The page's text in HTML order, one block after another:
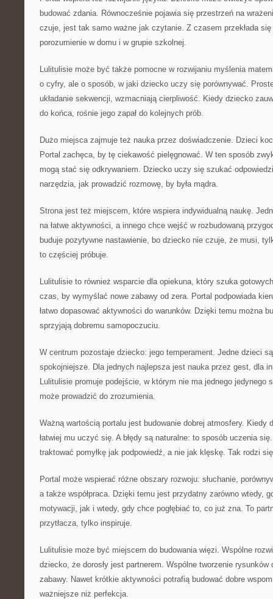
budować zdania. Równocześnie pojawia się przestrzeń na
czuje, jest tak samo ważne jak czytanie. Z czasem przekłada się
porozumienie w domu i w grupie szkolnej.
Lulitulisie może być także pomocne w rozwijaniu myślenia
o cyfry, ale o sposób, w jaki dziecko uczy się porównywać.
układanie sekwencji, wzmacniają cierpliwość. Kiedy dziecko
do końca, rośnie jego zapał do kolejnych prób.
Dużo miejsca zajmuje też nauka przez doświadczenie. Dzieci
Portal zachęca, by tę ciekawość pielęgnować. W ten sposób
mogą stać się odkrywaniem. Dziecko uczy się szukać
narzędzia, jak prowadzić rozmowę, by była mądra.
Strona jest też miejscem, które wspiera indywidualną naukę.
na łatwe aktywności, a innego chce wejść w rozbudowaną
buduje pozytywne nastawienie, bo dziecko nie czuje, że musi,
to częściej próbuje.
Lulitulisie to również wsparcie dla opiekuna, który szuka
czas, by wymyślać nowe zabawy od zera. Portal podpowiada
łatwo dopasować aktywności do warunków. Dzięki temu można
sprzyjają dobremu samopoczuciu.
W centrum pozostaje dziecko: jego temperament. Jedne dzieci
spokojniejsze. Dla jednych najlepsza jest nauka przez gest, dla
Lulitulisie promuje podejście, w którym nie ma jednego jedynego
może prowadzić do zrozumienia.
Ważną wartością portalu jest budowanie dobrej atmosfery. Kiedy
łatwiej mu uczyć się. A błędy są naturalne: to sposób uczenia
traktować pomyłkę jak podpowiedź, a nie jak klęskę. Tak rodzi
Portal może wspierać różne obszary rozwoju: słuchanie,
a także współpraca. Dzięki temu jest przydatny zarówno wtedy,
motywacji, jak i wtedy, gdy chce pogłębiać to, co już zna. To
przytłacza, tylko inspiruje.
Lulitulisie może być miejscem do budowania więzi. Wspólne
dziecko, że dorosły jest partnerem. Wspólne tworzenie
zabawy. Nawet krótkie aktywności potrafią budować dobre
ważniejsze niż perfekcja.